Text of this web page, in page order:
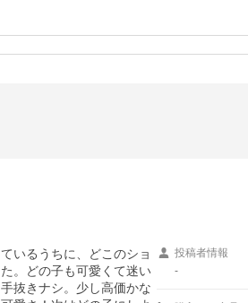
いるうちに、どこのショ
。どの子も可愛くて迷い
抜きナシ。少し高価かな
投稿者情報
-